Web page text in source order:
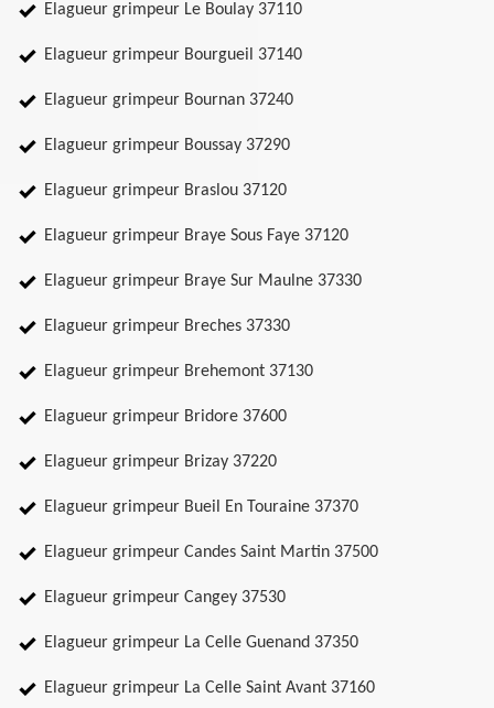
Elagueur grimpeur Le Boulay 37110
Elagueur grimpeur Bourgueil 37140
Elagueur grimpeur Bournan 37240
Elagueur grimpeur Boussay 37290
Elagueur grimpeur Braslou 37120
Elagueur grimpeur Braye Sous Faye 37120
Elagueur grimpeur Braye Sur Maulne 37330
Elagueur grimpeur Breches 37330
Elagueur grimpeur Brehemont 37130
Elagueur grimpeur Bridore 37600
Elagueur grimpeur Brizay 37220
Elagueur grimpeur Bueil En Touraine 37370
Elagueur grimpeur Candes Saint Martin 37500
Elagueur grimpeur Cangey 37530
Elagueur grimpeur La Celle Guenand 37350
Elagueur grimpeur La Celle Saint Avant 37160